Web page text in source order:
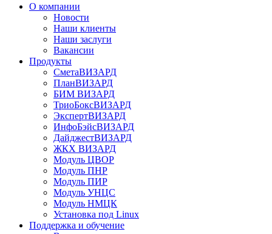
О компании
Новости
Наши клиенты
Наши заслуги
Вакансии
Продукты
СметаВИЗАРД
ПланВИЗАРД
БИМ ВИЗАРД
ТриоБоксВИЗАРД
ЭкспертВИЗАРД
ИнфоБэйсВИЗАРД
ДайджестВИЗАРД
ЖКХ ВИЗАРД
Модуль ЦВОР
Модуль ПНР
Модуль ПИР
Модуль УНЦС
Модуль НМЦК
Установка под Linux
Поддержка и обучение